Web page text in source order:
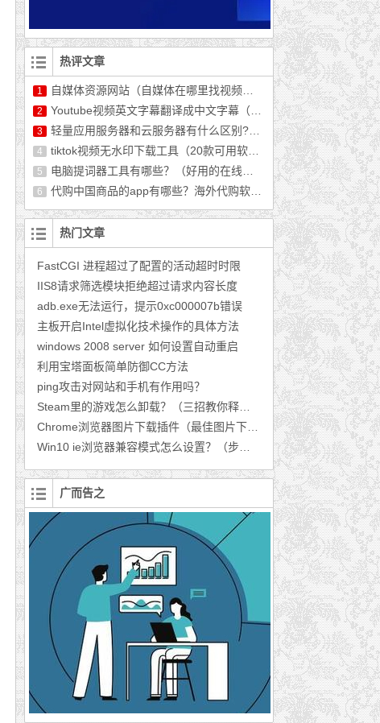
热评文章
1 自媒体资源网站（自媒体在哪里找视频资源）
2 Youtube视频英文字幕翻译成中文字幕（最新教程）
3 轻量应用服务器和云服务器有什么区别?哪个好用?
4 tiktok视频无水印下载工具（20款可用软件推荐）
5 电脑提词器工具有哪些？（好用的在线提词器分享）
6 代购中国商品的app有哪些？海外代购软件排行榜前十
热门文章
FastCGI 进程超过了配置的活动超时时限
IIS8请求筛选模块拒绝超过请求内容长度
adb.exe无法运行，提示0xc000007b错误
主板开启Intel虚拟化技术操作的具体方法
windows 2008 server 如何设置自动重启
利用宝塔面板简单防御CC方法
ping攻击对网站和手机有作用吗？
广而告之